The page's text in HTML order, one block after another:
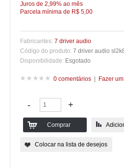
Juros de 2,99% ao mês
Parcela mínima de R$ 5,00
Fabricantes: 7 driver audio
Código do produto: 7 driver audio
Disponibilidade: Esgotado
0 comentários Fazer
Colocar na lista de desejos